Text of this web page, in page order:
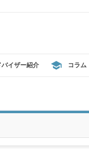
イザー紹介 コラム